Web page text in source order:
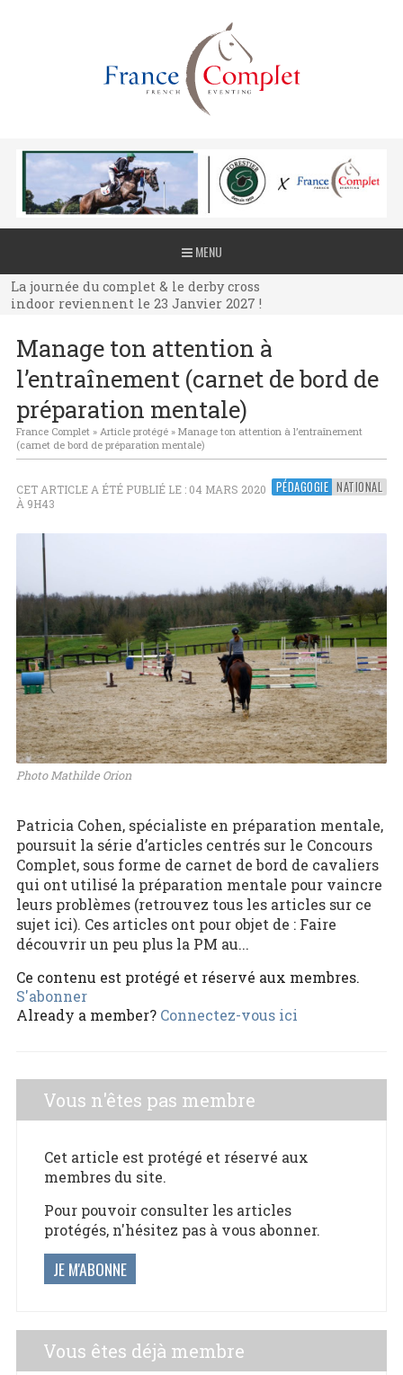
MENU
La journée du complet & le derby cross
indoor reviennent le 23 Janvier 2027 !
La journée du complet & le derby cross
indoor reviennent le 23 Janvier 2027 !
indoor reviennent le 23 Janvier 2027 !
Manage ton attention à
l’entraînement (carnet de bord de
préparation mentale)
France Complet» Article protégé» Manage ton attention à l’entraînement
(carnet de bord de préparation mentale)
PÉDAGOGIE NATIONAL
CET ARTICLE A ÉTÉ PUBLIÉ LE : 04 MARS 2020
À 9H43
Photo Mathilde Orion
Patricia Cohen, spécialiste en préparation mentale,
poursuit la série d’articles centrés sur le Concours
Complet, sous forme de carnet de bord de cavaliers
qui ont utilisé la préparation mentale pour vaincre
leurs problèmes (retrouvez tous les articles sur ce
sujet ici). Ces articles ont pour objet de : Faire
découvrir un peu plus la PM au...
Ce contenu est protégé et réservé aux membres.
S'abonner
Already a member? Connectez-vous ici
Vous n'êtes pas membre
Cet article est protégé et réservé aux
membres du site.
Pour pouvoir consulter les articles
protégés, n'hésitez pas à vous abonner.
JE M'ABONNE
Vous êtes déjà membre